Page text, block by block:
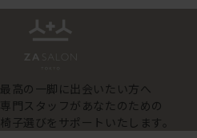
最高の一脚に出会いたい方へ
専門スタッフがあなたのための
椅子選びをサポートいたします。